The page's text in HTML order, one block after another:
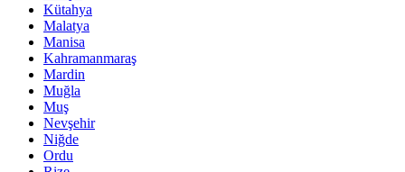
Kütahya
Malatya
Manisa
Kahramanmaraş
Mardin
Muğla
Muş
Nevşehir
Niğde
Ordu